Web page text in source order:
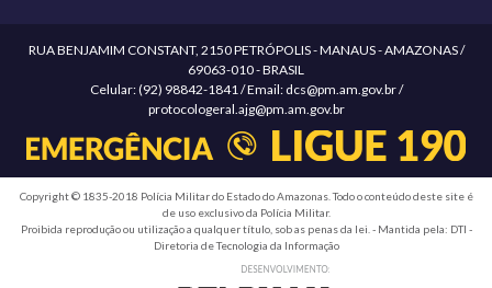
RUA BENJAMIM CONSTANT, 2150 PETRÓPOLIS - MANAUS - AMAZONAS /
69063-010 - BRASIL
Celular: (92) 98842-1841 / Email: dcs@pm.am.gov.br /
protocologeral.ajg@pm.am.gov.br
Copyright © 1835-2018 Polícia Militar do Estado do Amazonas. Todo o conteúdo deste site é
de uso exclusivo da Polícia Militar.
Proibida reprodução ou utilização a qualquer título, sob as penas da lei. - Mantida pela: DTI -
Diretoria de Tecnologia da Informação